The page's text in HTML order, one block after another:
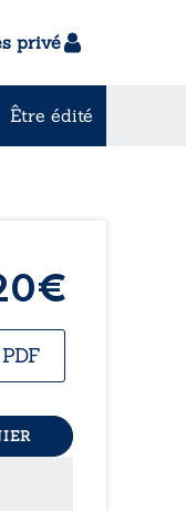
privé
Être édité
€
PDF